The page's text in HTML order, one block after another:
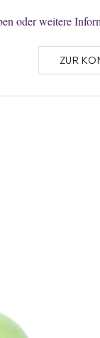
oder weitere
ZUR